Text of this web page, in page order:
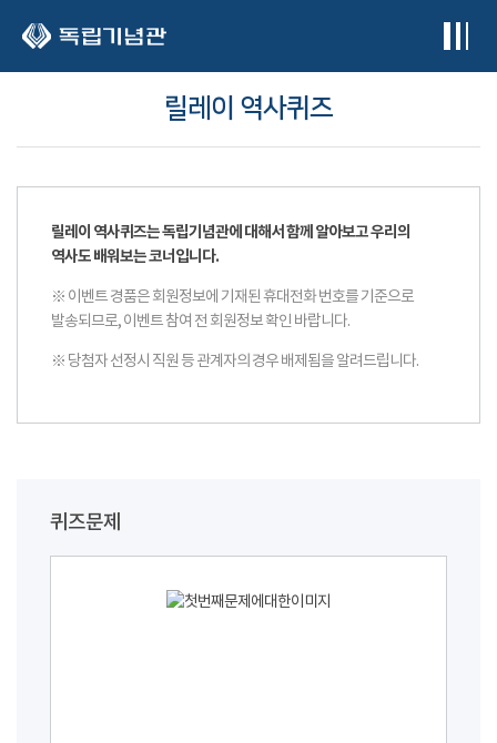
릴레이 역사퀴즈
릴레이 역사퀴즈는 독립기념관에 대해서 함께 알아보고 우리의
역사도 배워보는 코너입니다.
※ 이벤트 경품은 회원정보에 기재된 휴대전화 번호를 기준으로
발송되므로, 이벤트 참여 전 회원정보 확인 바랍니다.
※ 당첨자 선정시 직원 등 관계자의 경우 배제됨을 알려드립니다.
퀴즈문제